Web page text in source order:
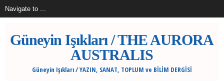
Güneyin Işıkları / THE AURORA
AUSTRALIS
Güneyin Işıkları / YAZIN, SANAT, TOPLUM ve BİLİM DERGİSİ